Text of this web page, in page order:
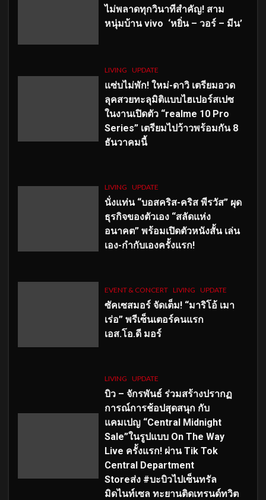
ไม่พลาดทุกวินาทีสำคัญ! สาม
หนุ่มบ้าน vivo ‘หยิ่น – วอร์ – มีน’
LIVING UPDATE
แซ่บไม่พัก! ใหม่-ดาวิ เตรียมอวด
ลุคสวยทะลุมิติแบบไฮเปอร์สเปซ
ในงานเปิดตัว “realme 10 Pro
Series” เตรียมไปว้าวพร้อมกัน 8
ธันวาคมนี้
LIVING UPDATE
นั่งแท่น “บอสคริส-คริส พีรวัส” ผุด
ธุรกิจของตัวเอง “สลัดแห่ง
อนาคต” พร้อมเปิดตัวหนังสั้น เล่น
เอง-กำกับเองครั้งแรก!
EVENT & CONCERT LIVING UPDATE
ซัคเซสมอร์ จัดเต็ม! “มาริโอ้ เมา
เร่อ” พรีเซ็นเตอร์คนแรก
เอส.โอ.ดี มอร์
LIVING UPDATE
บิว – จักรพันธ์ ร่วมสร้างปรากฏ
การณ์การช้อปสุดสนุก กับ
แคมเปญ “Central Midnight
Sale”ในรูปแบบ On The Way
Live ครั้งแรก! ผ่าน Tik Tok
Central Department
Storeส่ง #บะบิวไปเซ็นทรัล
มิดไนท์เซล ทะยานติดเทรนด์ทวิต